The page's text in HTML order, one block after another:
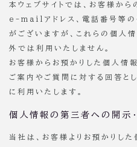
本ウェブサイトでは、お客様から
e-mailアドレス、電話番号等の
がございますが、これらの個人
外では利用いたしません。
お客様からお預かりした個人情
ご案内やご質問に対する回答と
に利用いたします。
個人情報の第三者への開示
当社は、お客様よりお預かりし